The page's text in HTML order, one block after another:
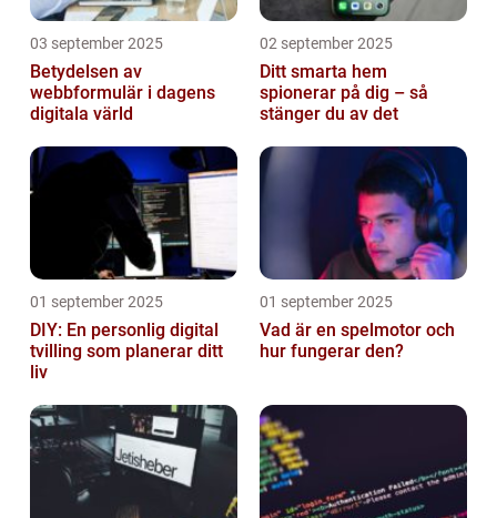
03 september 2025
Betydelsen av
webbformulär i dagens
digitala värld
02 september 2025
Ditt smarta hem
spionerar på dig – så
stänger du av det
01 september 2025
DIY: En personlig digital
tvilling som planerar ditt
liv
01 september 2025
Vad är en spelmotor och
hur fungerar den?